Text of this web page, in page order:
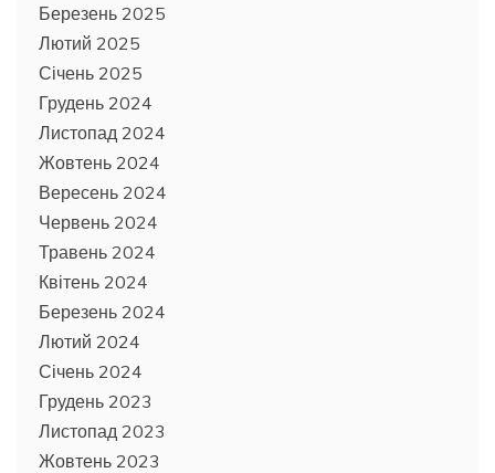
Березень 2025
Лютий 2025
Січень 2025
Грудень 2024
Листопад 2024
Жовтень 2024
Вересень 2024
Червень 2024
Травень 2024
Квітень 2024
Березень 2024
Лютий 2024
Січень 2024
Грудень 2023
Листопад 2023
Жовтень 2023